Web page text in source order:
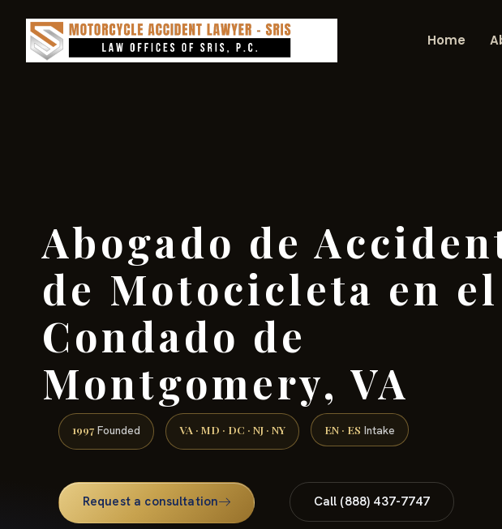
Home
Abogado de
de Motocicleta en el
Condado de
Montgomery, VA
1997 Founded VA · MD · DC · NJ · NY EN · ES Intake
Request a consultation Call (888) 437-7747